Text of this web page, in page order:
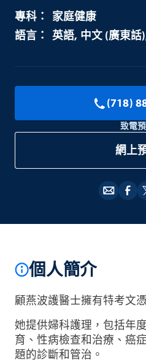
家庭健康
英語 中文 (廣東話)
(718)
致電
網上
個人簡介
顧燕波護醫士擁有特考文
她提供婦科護理，包括年
育、性病檢查和治療、癌
題的診斷和管治。